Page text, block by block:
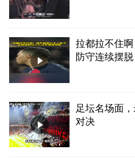
拉都拉不住
防守连续摆脱
足坛名场面
对决